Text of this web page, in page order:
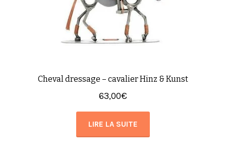
Cheval dressage – cavalier Hinz & Kunst
63,00€
LIRE LA SUITE